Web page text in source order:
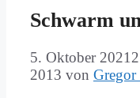
Schwarm
5. Oktober 2021
2013 von Gregor